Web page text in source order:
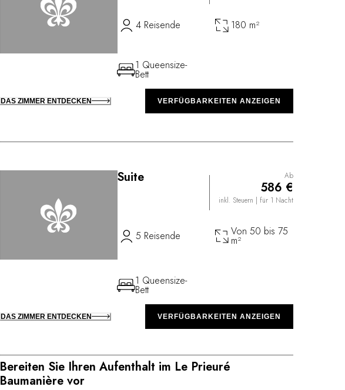
Bereiten Sie Ihren Aufenthalt im Le Prieuré
Baumanière vor
4 Reisende 180 m²
1 Queensize-
Bett
DAS ZIMMER ENTDECKEN VERFÜGBARKEITEN ANZEIGEN
Suite Ab
586 €
inkl. Steuern | für 1 Nacht
5 Reisende Von 50 bis 75
m²
1 Queensize-
Bett
DAS ZIMMER ENTDECKEN VERFÜGBARKEITEN ANZEIGEN